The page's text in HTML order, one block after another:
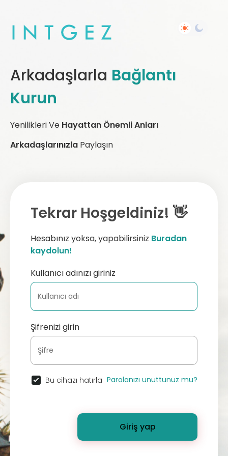
Arkadaşlarla Bağlantı
Kurun
Yenilikleri Ve Hayattan Önemli Anları
Arkadaşlarınızla Paylaşın
Tekrar Hoşgeldiniz! 👋
Hesabınız yoksa, yapabilirsiniz Buradan
kaydolun!
Kullanıcı adınızı giriniz
Şifrenizi girin
Bu cihazı hatırla Parolanızı unuttunuz mu?
Giriş yap